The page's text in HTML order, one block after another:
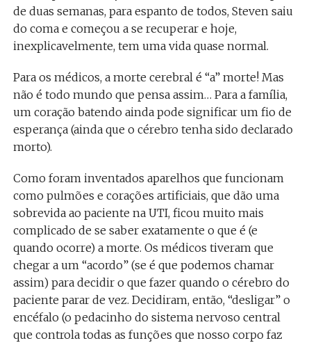
de duas semanas, para espanto de todos, Steven saiu
do coma e começou a se recuperar e hoje,
inexplicavelmente, tem uma vida quase normal.
Para os médicos, a morte cerebral é “a” morte! Mas
não é todo mundo que pensa assim… Para a família,
um coração batendo ainda pode significar um fio de
esperança (ainda que o cérebro tenha sido declarado
morto).
Como foram inventados aparelhos que funcionam
como pulmões e corações artificiais, que dão uma
sobrevida ao paciente na UTI, ficou muito mais
complicado de se saber exatamente o que é (e
quando ocorre) a morte. Os médicos tiveram que
chegar a um “acordo” (se é que podemos chamar
assim) para decidir o que fazer quando o cérebro do
paciente parar de vez. Decidiram, então, “desligar” o
encéfalo (o pedacinho do sistema nervoso central
que controla todas as funções que nosso corpo faz